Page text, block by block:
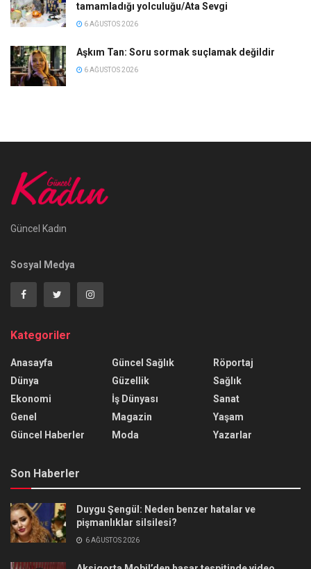
tamamladığı yolculuğu/Ata Sevgi
6 AĞUSTOS 2026
Aşkım Tan: Soru sormak suçlamak değildir
6 AĞUSTOS 2026
Güncel Kadın
Sosyal Medya
Kategoriler
Anasayfa
Dünya
Ekonomi
Genel
Güncel Haberler
Güncel Sağlık
Güzellik
İş Dünyası
Magazin
Moda
Röportaj
Sağlık
Sanat
Yaşam
Yazarlar
Son Haberler
Duygu Şengül: Neden benzer hatalar ve
pişmanlıklar silsilesi?
6 AĞUSTOS 2026